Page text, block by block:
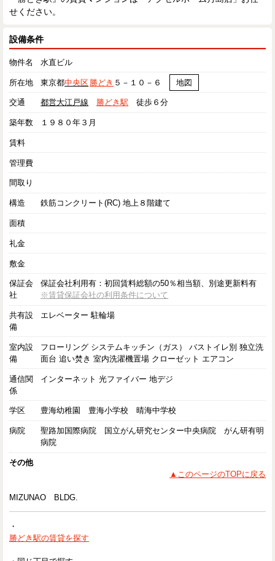
せください。
設備条件
物件名 水直ビル
所在地 東京都中央区 勝どき ５－１０－６ 地図
交通 都営大江戸線 勝どき駅 徒歩６分
築年数 １９８０年３月
賃料
管理費
間取り
構造 鉄筋コンクリート(RC) 地上８階建て
面積
礼金
敷金
保証会
社
保証会社利用有：初回賃料総額の50％相当額、別途更新料有
※賃貸保証会社の利用条件について
共有設
備
エレベーター 駐輪場
室内設
備
フローリング システムキッチン（ガス） バストイレ別 独立洗
面台 追い焚き 室内洗濯機置場 クローゼット エアコン
通信関
係
インターネット 光ファイバー 地デジ
学区 豊海幼稚園 豊海小学校 晴海中学校
病院
聖路加国際病院 国立がん研究センター中央病院 がん研有明
病院
その他
▲このページのTOPに戻る
MIZUNAO BLDG.
・
勝どき駅の賃貸を探す